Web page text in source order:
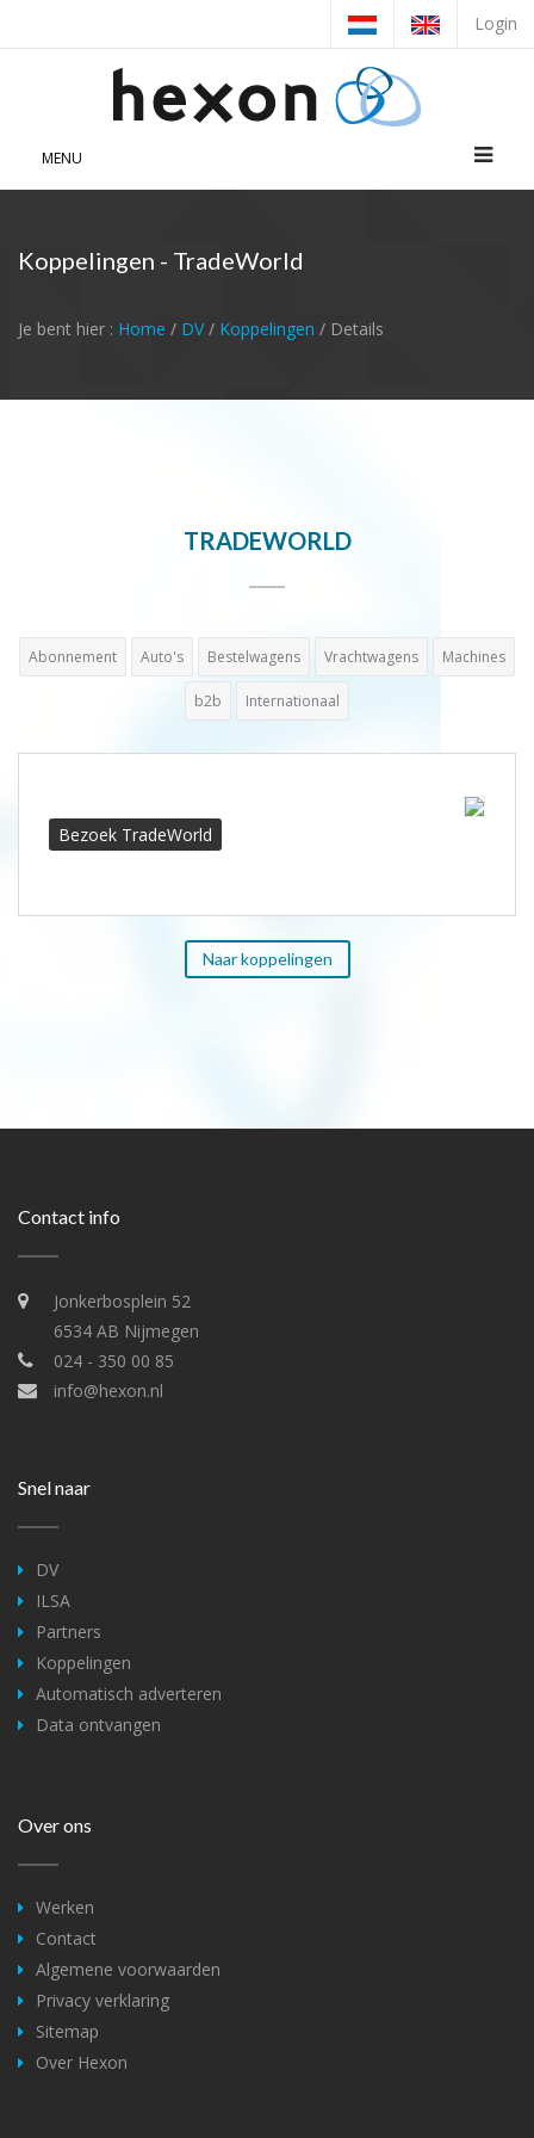
Login
MENU
Koppelingen - TradeWorld
Je bent hier : Home / DV/ Koppelingen / Details
TRADEWORLD
Abonnement Auto's Bestelwagens Vrachtwagens Machines
b2b Internationaal
Bezoek TradeWorld
Naar koppelingen
Contact info
Jonkerbosplein 52
6534 AB Nijmegen
024 - 350 00 85
info@hexon.nl
Snel naar
DV
ILSA
Partners
Koppelingen
Automatisch adverteren
Data ontvangen
Over ons
Werken
Contact
Algemene voorwaarden
Privacy verklaring
Sitemap
Over Hexon